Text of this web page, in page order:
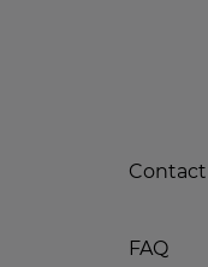
Contact
FAQ